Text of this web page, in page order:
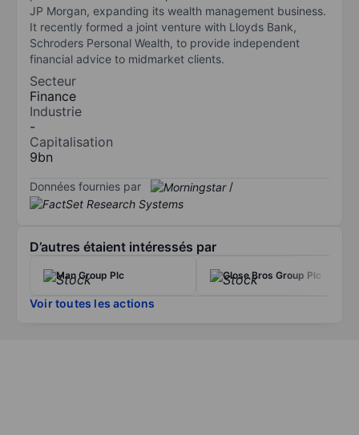
JP Morgan, expanding its wealth management business.
It recently formed a joint venture with Lloyds Bank,
Schroders Personal Wealth, to provide independent
financial advice to midmarket clients.
Secteur
Finance
Industrie
-
Capitalisation
9bn
Données fournies par /
D’autres étaient intéressés par
Man Group Plc Close Bros Group Plc
Voir toutes les actions